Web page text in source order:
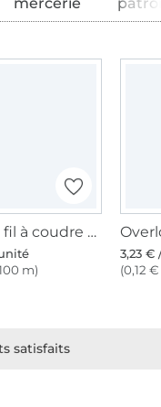
Bobine fil à coudre Gütermann 200m polyester, (662) rose moyen
m)
3,23 €
(0,12